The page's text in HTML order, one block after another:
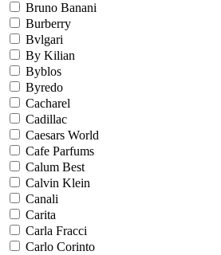
Bruno Banani
Burberry
Bvlgari
By Kilian
Byblos
Byredo
Cacharel
Cadillac
Caesars World
Cafe Parfums
Calum Best
Calvin Klein
Canali
Carita
Carla Fracci
Carlo Corinto